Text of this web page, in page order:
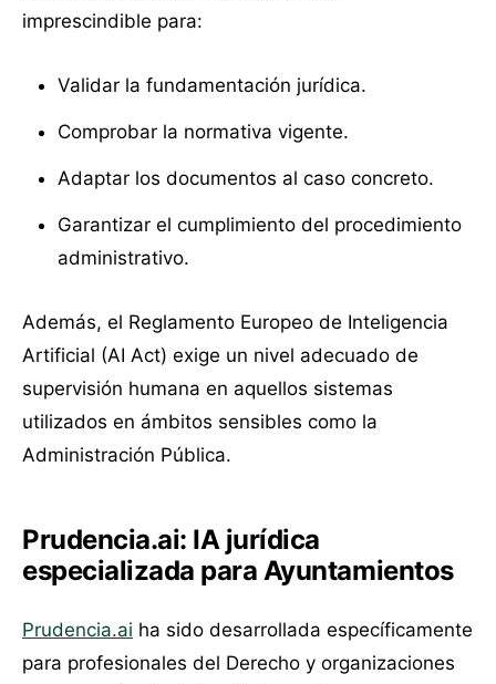
imprescindible para:
Validar la fundamentación jurídica.
Comprobar la normativa vigente.
Adaptar los documentos al caso concreto.
Garantizar el cumplimiento del procedimiento
administrativo.
Además, el Reglamento Europeo de Inteligencia
Artificial (AI Act) exige un nivel adecuado de
supervisión humana en aquellos sistemas
utilizados en ámbitos sensibles como la
Administración Pública.
Prudencia.ai: IA jurídica
especializada para Ayuntamientos
Prudencia.ai ha sido desarrollada específicamente
para profesionales del Derecho y organizaciones